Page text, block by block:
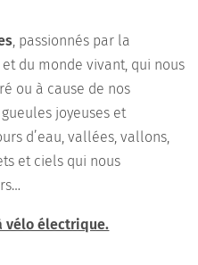
, passionnés par la
du monde vivant, qui nous
ou à cause de nos
joyeuses et
d’eau, vallées, vallons,
et ciels qui nous
vélo électrique.